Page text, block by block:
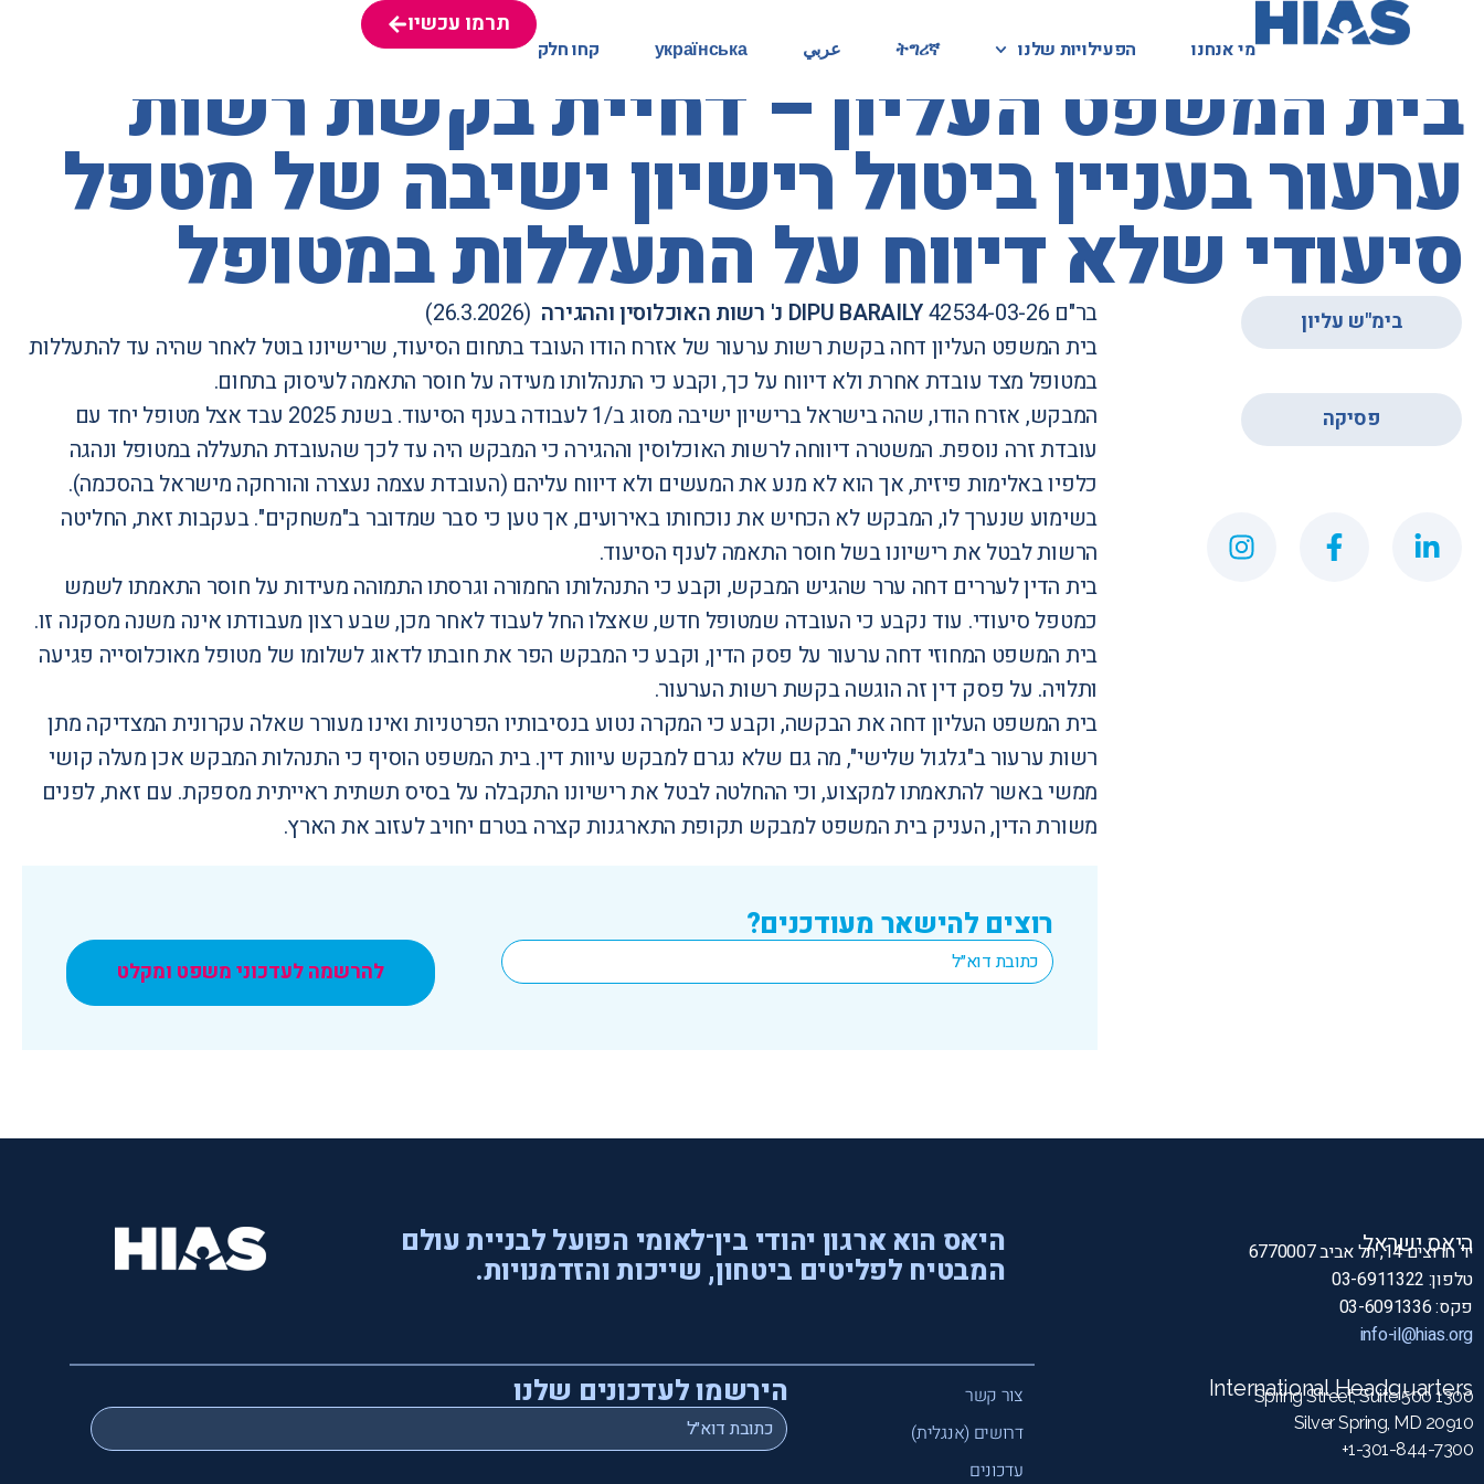
מי אנחנו הפעילויות שלנו ትግሪኛ عربي українська קחו חלק
תרמו עכשיו
מי אנחנו הפעילויות שלנו ትግሪኛ عربي українська קחו חלק
תרמו עכשיו
המאגר המשפטי
בית המשפט העליון – דחיית בקשת רשות
ערעור בעניין ביטול רישיון ישיבה של מטפל
סיעודי שלא דיווח על התעללות במטופל
בימ"ש עליון
פסיקה
בר"ם 42534-03-26 DIPU BARAILY נ' רשות האוכלוסין וההגירה
(26.3.2026)
בית המשפט העליון דחה בקשת רשות ערעור של אזרח הודו העובד בתחום הסיעוד, שרישיונו בוטל לאחר שהיה עד להתעללות
במטופל מצד עובדת אחרת ולא דיווח על כך, וקבע כי התנהלותו מעידה על חוסר התאמה לעיסוק בתחום.
המבקש, אזרח הודו, שהה בישראל ברישיון ישיבה מסוג ב/1 לעבודה בענף הסיעוד. בשנת 2025 עבד אצל מטופל יחד עם
עובדת זרה נוספת. המשטרה דיווחה לרשות האוכלוסין וההגירה כי המבקש היה עד לכך שהעובדת התעללה במטופל ונהגה
כלפיו באלימות פיזית, אך הוא לא מנע את המעשים ולא דיווח עליהם (העובדת עצמה נעצרה והורחקה מישראל בהסכמה).
בשימוע שנערך לו, המבקש לא הכחיש את נוכחותו באירועים, אך טען כי סבר שמדובר ב"משחקים". בעקבות זאת, החליטה
הרשות לבטל את רישיונו בשל חוסר התאמה לענף הסיעוד.
בית הדין לעררים דחה ערר שהגיש המבקש, וקבע כי התנהלותו החמורה וגרסתו התמוהה מעידות על חוסר התאמתו לשמש
כמטפל סיעודי. עוד נקבע כי העובדה שמטופל חדש, שאצלו החל לעבוד לאחר מכן, שבע רצון מעבודתו אינה משנה מסקנה זו.
בית המשפט המחוזי דחה ערעור על פסק הדין, וקבע כי המבקש הפר את חובתו לדאוג לשלומו של מטופל מאוכלוסייה פגיעה
ותלויה. על פסק דין זה הוגשה בקשת רשות הערעור.
בית המשפט העליון דחה את הבקשה, וקבע כי המקרה נטוע בנסיבותיו הפרטניות ואינו מעורר שאלה עקרונית המצדיקה מתן
רשות ערעור ב"גלגול שלישי", מה גם שלא נגרם למבקש עיוות דין. בית המשפט הוסיף כי התנהלות המבקש אכן מעלה קושי
ממשי באשר להתאמתו למקצוע, וכי ההחלטה לבטל את רישיונו התקבלה על בסיס תשתית ראייתית מספקת. עם זאת, לפנים
משורת הדין, העניק בית המשפט למבקש תקופת התארגנות קצרה בטרם יחויב לעזוב את הארץ.
רוצים להישאר מעודכנים?
Email
*
להרשמה לעדכוני משפט ומקלט
היאס ישראל
יד חרוצים 14, תל אביב 6770007
טלפון: 03-6911322
פקס: 03-6091336
info-il@hias.org
International Headquarters
1300 Spring Street, Suite 500
Silver Spring, MD 20910
1-301-844-7300+
היאס הוא ארגון יהודי בין־לאומי הפועל לבניית עולם
המבטיח לפליטים ביטחון, שייכות והזדמנויות.
צור קשר
דרושים (אנגלית)
עדכונים
הירשמו לעדכונים שלנו
Email
*